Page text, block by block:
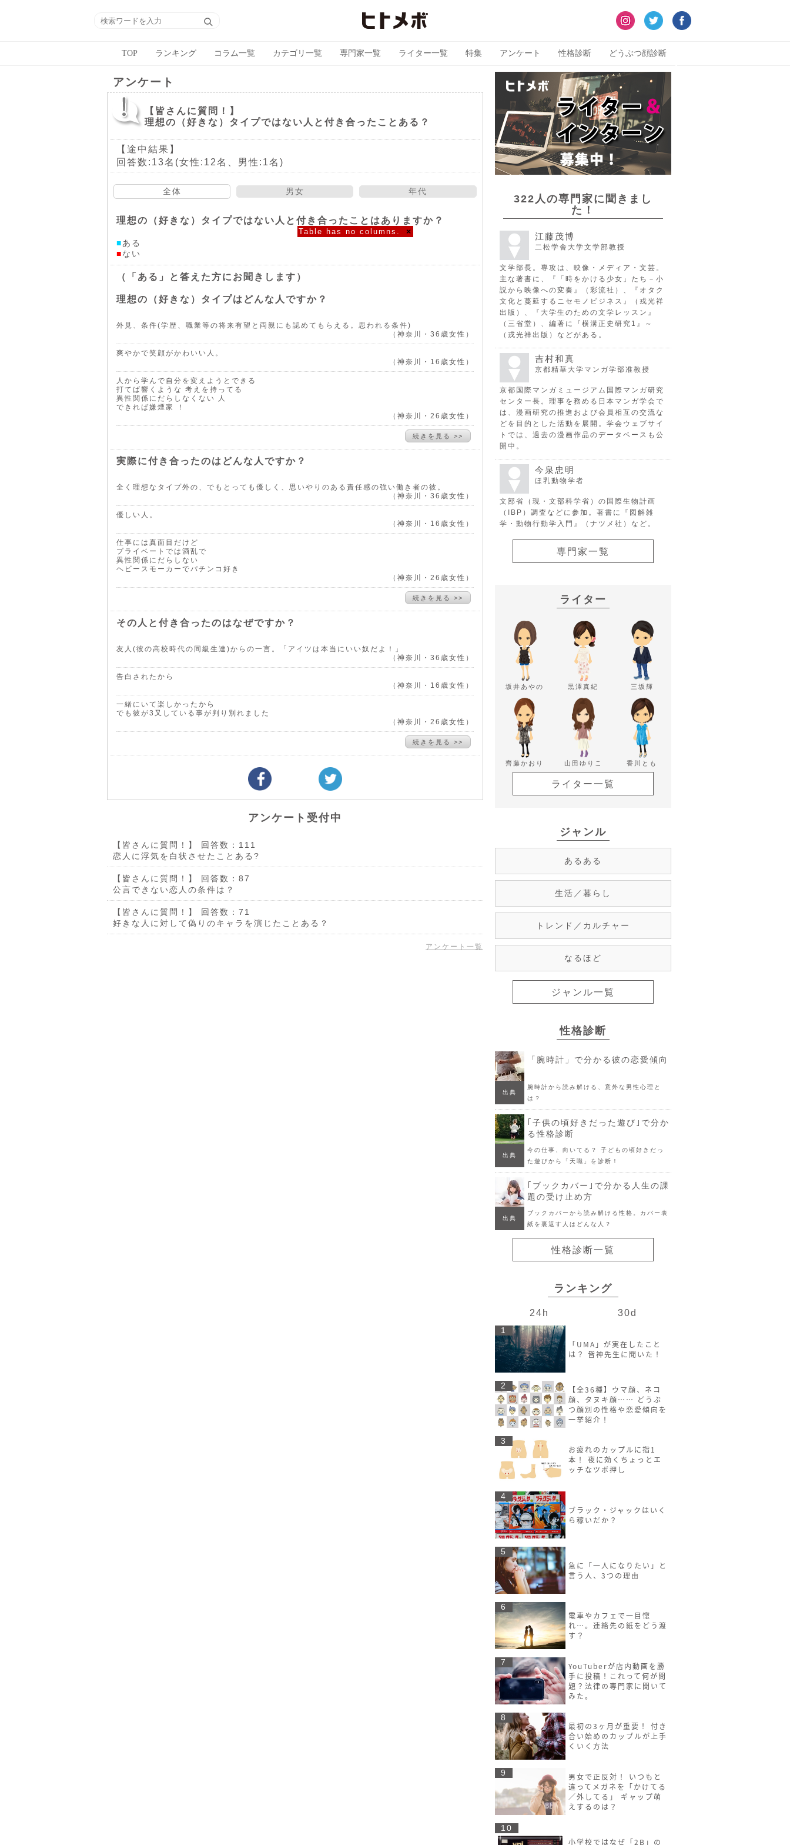
TOP ランキング コラム一覧 カテゴリ一覧 専門家一覧 ライター一覧 特集 アンケート 性格診断 どうぶつ顔診断
アンケート
【皆さんに質問！】
理想の（好きな）タイプではない人と付き合ったことある？
【途中結果】
回答数:13名(女性:12名、男性:1名)
全体 男女 年代
理想の（好きな）タイプではない人と付き合ったことはありますか？
■ある
■ない
Table has no columns. ×
（「ある」と答えた方にお聞きします）
理想の（好きな）タイプはどんな人ですか？
外見、条件(学歴、職業等の将来有望と両親にも認めてもらえる。思われる条件)
（神奈川・36歳女性）
爽やかで笑顔がかわいい人。
（神奈川・16歳女性）
人から学んで自分を変えようとできる
打てば響くような 考えを持ってる
異性関係にだらしなくない 人
できれば嫌煙家 ！
（神奈川・26歳女性）
続きを見る >>
実際に付き合ったのはどんな人ですか？
全く理想なタイプ外の、でもとっても優しく、思いやりのある責任感の強い働き者の彼。
（神奈川・36歳女性）
優しい人。
（神奈川・16歳女性）
仕事には真面目だけど
プライベートでは酒乱で
異性関係にだらしない
ヘビースモーカーでパチンコ好き
（神奈川・26歳女性）
続きを見る >>
その人と付き合ったのはなぜですか？
友人(彼の高校時代の同級生達)からの一言。「アイツは本当にいい奴だよ！」
（神奈川・36歳女性）
告白されたから
（神奈川・16歳女性）
一緒にいて楽しかったから
でも彼が3又している事が判り別れました
（神奈川・26歳女性）
続きを見る >>
アンケート受付中
【皆さんに質問！】
回答数：111
恋人に浮気を白状させたことある?
【皆さんに質問！】
回答数：87
公言できない恋人の条件は？
【皆さんに質問！】
回答数：71
好きな人に対して偽りのキャラを演じたことある？
アンケート一覧
322人の専門家に聞きまし
た！
江藤茂博
二松学舎大学文学部教授
文学部長。専攻は、映像・メディア・文芸。
主な著書に、『「時をかける少女」たち－小
説から映像への変奏』（彩流社）、『オタク
文化と蔓延するニセモノビジネス』（戎光祥
出版）、『大学生のための文学レッスン』
（三省堂）、編著に『横溝正史研究1』～
（戎光祥出版）などがある。
吉村和真
京都精華大学マンガ学部准教授
京都国際マンガミュージアム国際マンガ研究
センター長。理事を務める日本マンガ学会で
は、漫画研究の推進および会員相互の交流な
どを目的とした活動を展開。学会ウェブサイ
トでは、過去の漫画作品のデータベースも公
開中。
今泉忠明
ほ乳動物学者
文部省（現・文部科学省）の国際生物計画
（IBP）調査などに参加。著書に『図解雑
学・動物行動学入門』（ナツメ社）など。
専門家一覧
ライター
坂井あやの 黒澤真紀 三坂輝
齊藤かおり 山田ゆりこ 香川とも
ライター一覧
ジャンル
あるある
生活／暮らし
トレンド／カルチャー
なるほど
ジャンル一覧
性格診断
「腕時計」で分かる彼の恋愛傾向
出典
腕時計から読み解ける、意外な男性心理と
は？
｢子供の頃好きだった遊び｣で分か
る性格診断
出典
今の仕事、向いてる？ 子どもの頃好きだっ
た遊びから「天職」を診断！
｢ブックカバー｣で分かる人生の課
題の受け止め方
出典
ブックカバーから読み解ける性格。カバー表
紙を裏返す人はどんな人？
性格診断一覧
ランキング
24h 30d
1
「UMA」が実在したこと
は？ 皆神先生に聞いた！
2
【全36種】ウマ顔、ネコ
顔、タヌキ顔…… どうぶ
つ顔別の性格や恋愛傾向を
一挙紹介！
3
お疲れのカップルに指1
本！ 夜に効くちょっとエ
ッチなツボ押し
4
ブラック・ジャックはいく
ら稼いだか？
5
急に「一人になりたい」と
言う人、3つの理由
6
電車やカフェで一目惚
れ…。連絡先の紙をどう渡
す？
7
YouTuberが店内動画を勝
手に投稿！これって何が問
題？法律の専門家に聞いて
みた。
8
最初の3ヶ月が重要！ 付き
合い始めのカップルが上手
くいく方法
9
男女で正反対！ いつもと
違ってメガネを「かけてる
／外してる」 ギャップ萌
えするのは？
10
小学校ではなぜ「2B」の